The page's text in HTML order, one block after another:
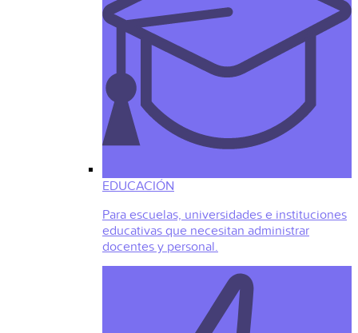
EDUCACIÓN
Para escuelas, universidades e instituciones
educativas que necesitan administrar
docentes y personal.